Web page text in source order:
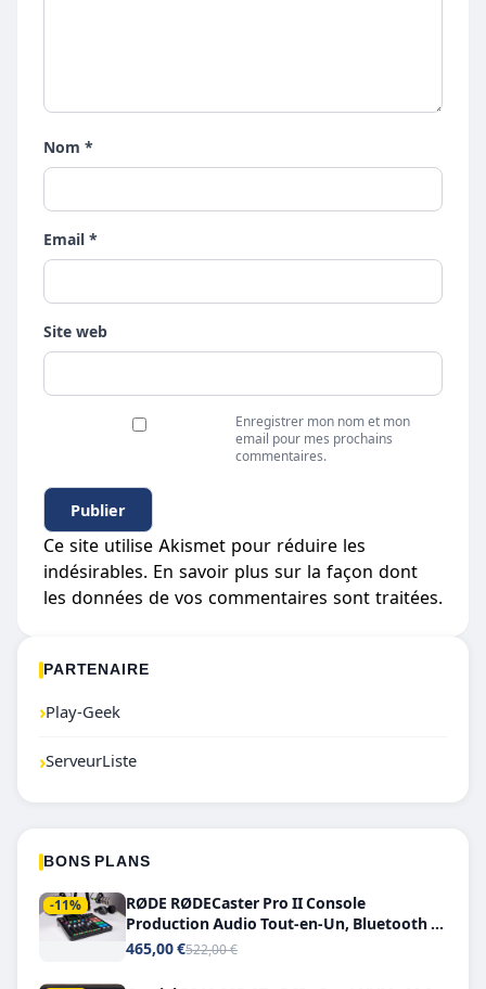
Nom *
Email *
Site web
Enregistrer mon nom et mon
email pour mes prochains
commentaires.
Ce site utilise Akismet pour réduire les
indésirables. En savoir plus sur la façon dont
les données de vos commentaires sont traitées.
PARTENAIRE
›Play-Geek
›ServeurListe
BONS PLANS
-11%
RØDE RØDECaster Pro II Console
Production Audio Tout-en-Un, Bluetooth et
Double USB-C
465,00 €522,00 €